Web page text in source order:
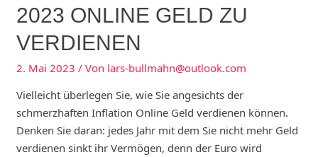
2023 ONLINE GELD ZU
VERDIENEN
2. Mai 2023 / Von lars-bullmahn@outlook.com
Vielleicht überlegen Sie, wie Sie angesichts der
schmerzhaften Inflation Online Geld verdienen können.
Denken Sie daran: jedes Jahr mit dem Sie nicht mehr Geld
verdienen sinkt ihr Vermögen, denn der Euro wird